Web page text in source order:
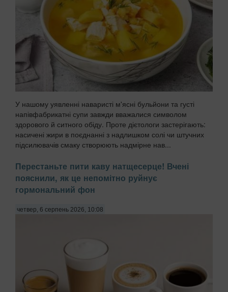
У нашому уявленні наваристі м'ясні бульйони та густі
напівфабрикатні супи завжди вважалися символом
здорового й ситного обіду. Проте дієтологи застерігають:
насичені жири в поєднанні з надлишком солі чи штучних
підсилювачів смаку створюють надмірне нав...
Перестаньте пити каву натщесерце! Вчені
пояснили, як це непомітно руйнує
гормональний фон
четвер, 6 серпень 2026, 10:08